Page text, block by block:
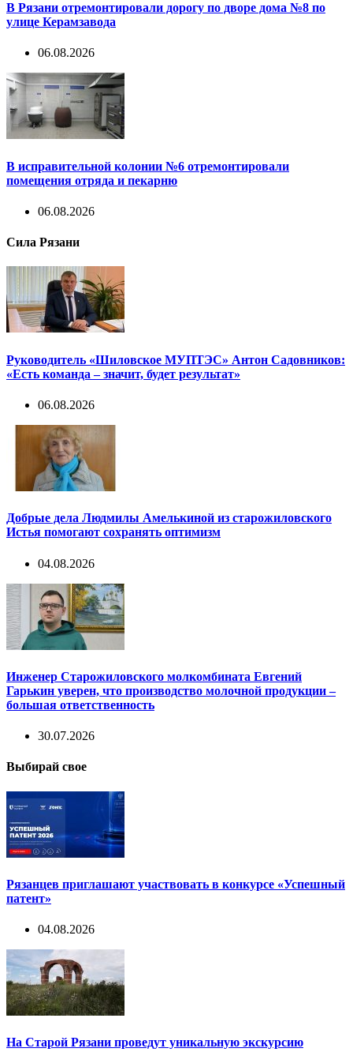
В Рязани отремонтировали дорогу по дворе дома №8 по
улице Керамзавода
06.08.2026
В исправительной колонии №6 отремонтировали
помещения отряда и пекарню
06.08.2026
Сила Рязани
Руководитель «Шиловское МУПТЭС» Антон Садовников:
«Есть команда – значит, будет результат»
06.08.2026
Добрые дела Людмилы Амелькиной из старожиловского
Истья помогают сохранять оптимизм
04.08.2026
Инженер Старожиловского молкомбината Евгений
Гарькин уверен, что производство молочной продукции –
большая ответственность
30.07.2026
Выбирай свое
Рязанцев приглашают участвовать в конкурсе «Успешный
патент»
04.08.2026
На Старой Рязани проведут уникальную экскурсию